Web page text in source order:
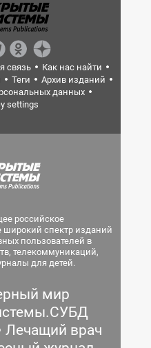
связь
Как нас найти
Теги
Архив изданий
данных
settings
российское
широкий спектр изданий
пользователей в
телекоммуникаций,
для детей.
мир
Лечащий врач